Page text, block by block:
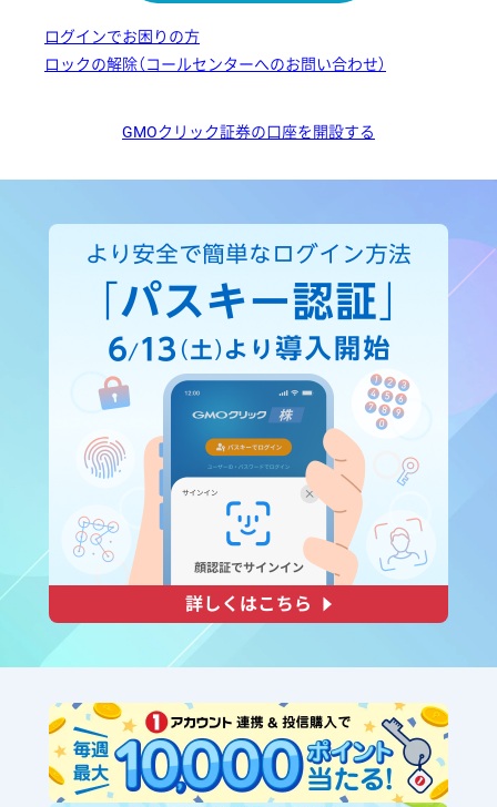
ログインでお困りの方
ロックの解除（コールセンターへのお問い合わせ）
GMOクリック証券の口座を開設する